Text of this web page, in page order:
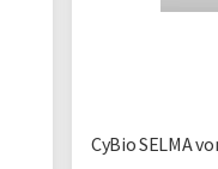
CyBio SELMA